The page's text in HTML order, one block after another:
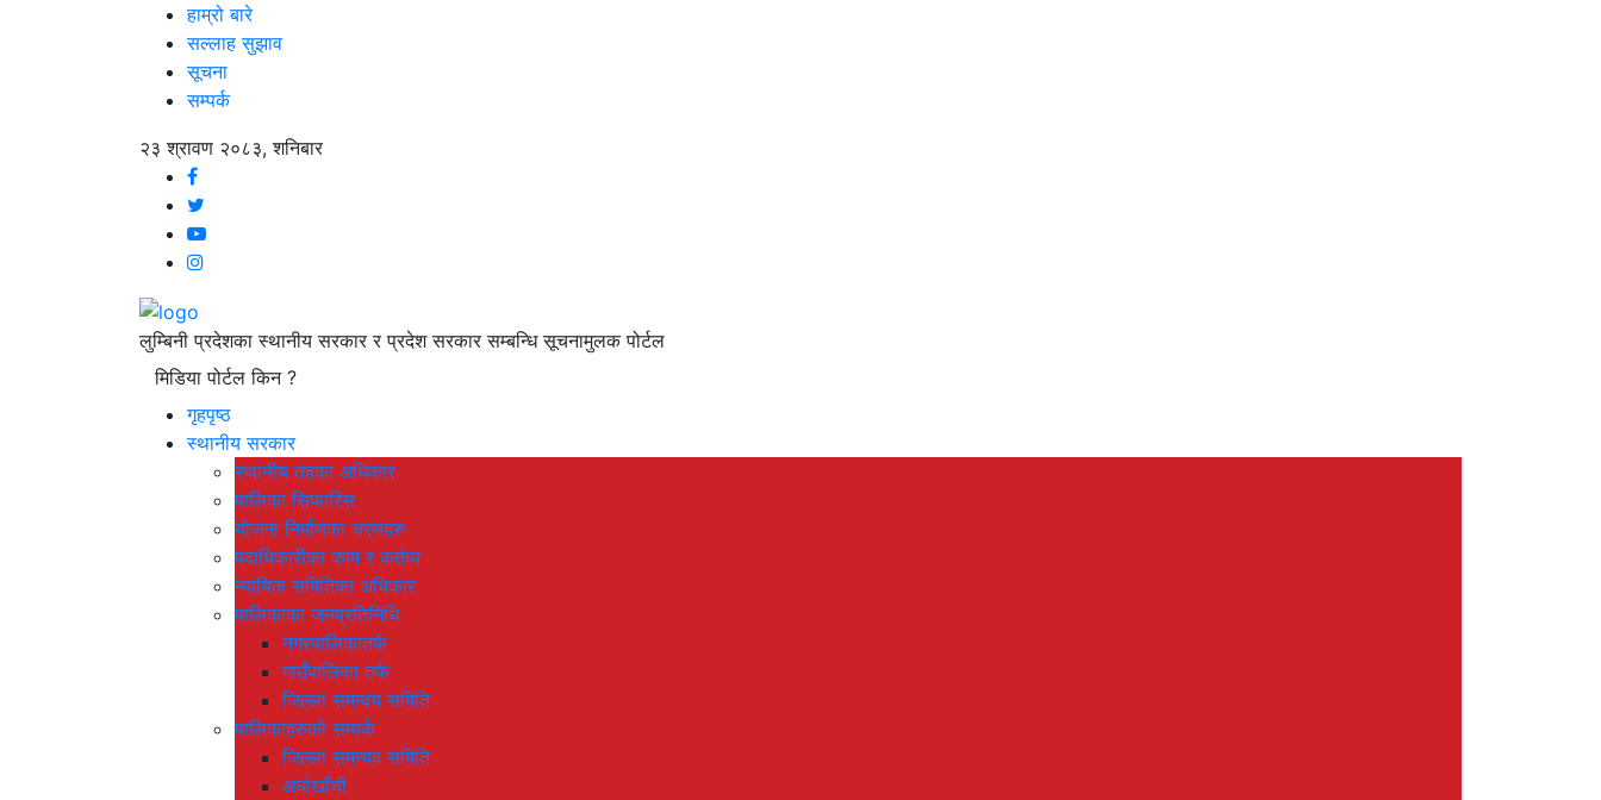
हाम्रो बारे
सल्लाह सुझाव
सूचना
सम्पर्क
२३ श्रावण २०८३, शनिबार
लुम्बिनी प्रदेशका स्थानीय सरकार र प्रदेश सरकार सम्बन्धि सूचनामुलक पोर्टल
मिडिया पोर्टल किन ?
गृहपृष्ठ
स्थानीय सरकार
स्थानीय तहका अधिकार
पालिका सिफारिस
योजना निर्माणका चरणहरु
पदाधिकारीका काम र कर्तव्य
न्यायिक समितिका अधिकार
पालिकाका जनप्रतिनिधि
नगरपालिकातर्फ
गाउँपालिका तर्फ
जिल्ला समन्वय समिति
पालिकाहरुको सम्पर्क
जिल्ला समन्यव समिति
अर्घाखाँची